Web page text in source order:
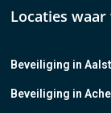
Locaties
Beveiliging in Aalst
Beveiliging in Achel